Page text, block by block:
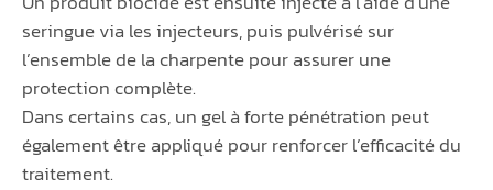
seringue via les injecteurs, puis pulvérisé sur
l’ensemble de la charpente pour assurer une
protection complète.
Dans certains cas, un gel à forte pénétration peut
également être appliqué pour renforcer l’efficacité du
traitement.